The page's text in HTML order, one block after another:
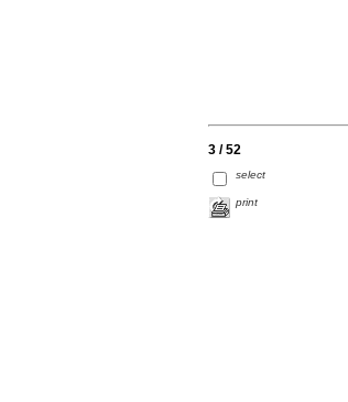
3 / 52
select
print